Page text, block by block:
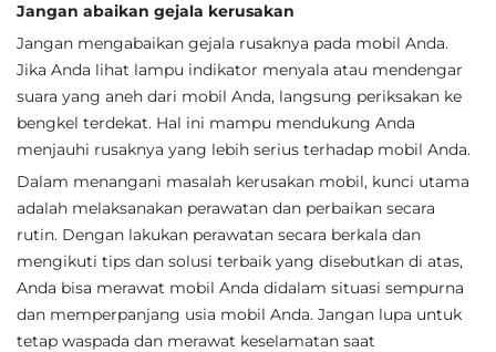
Jangan abaikan gejala kerusakan
Jangan mengabaikan gejala rusaknya pada mobil Anda.
Jika Anda lihat lampu indikator menyala atau mendengar
suara yang aneh dari mobil Anda, langsung periksakan ke
bengkel terdekat. Hal ini mampu mendukung Anda
menjauhi rusaknya yang lebih serius terhadap mobil Anda.
Dalam menangani masalah kerusakan mobil, kunci utama
adalah melaksanakan perawatan dan perbaikan secara
rutin. Dengan lakukan perawatan secara berkala dan
mengikuti tips dan solusi terbaik yang disebutkan di atas,
Anda bisa merawat mobil Anda didalam situasi sempurna
dan memperpanjang usia mobil Anda. Jangan lupa untuk
tetap waspada dan merawat keselamatan saat